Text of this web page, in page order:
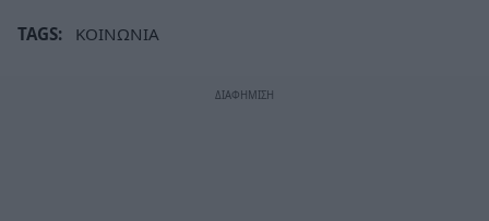
TAGS: ΚΟΙΝΩΝΙΑ